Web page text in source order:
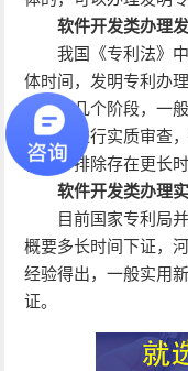
软件开发类办理
我国《专利法》
体时间，发明专利办
授权这几个阶段，一
然后再进行实质审查
权，不排除存在更长时
软件开发类办理
目前国家专利局
概要多长时间下证，
经验得出，一般实用
证。